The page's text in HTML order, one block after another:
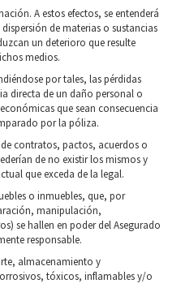
A estos efectos, se entenderá
de materias o sustancias
un deterioro que resulte
medios.
por tales, las pérdidas
directa de un daño personal o
que sean consecuencia
por la póliza.
contratos, pactos, acuerdos o
de no existir los mismos y
que exceda de la legal.
o inmuebles, que, por
manipulación,
se hallen en poder del Asegurado
responsable.
almacenamiento y
tóxicos, inflamables y/o